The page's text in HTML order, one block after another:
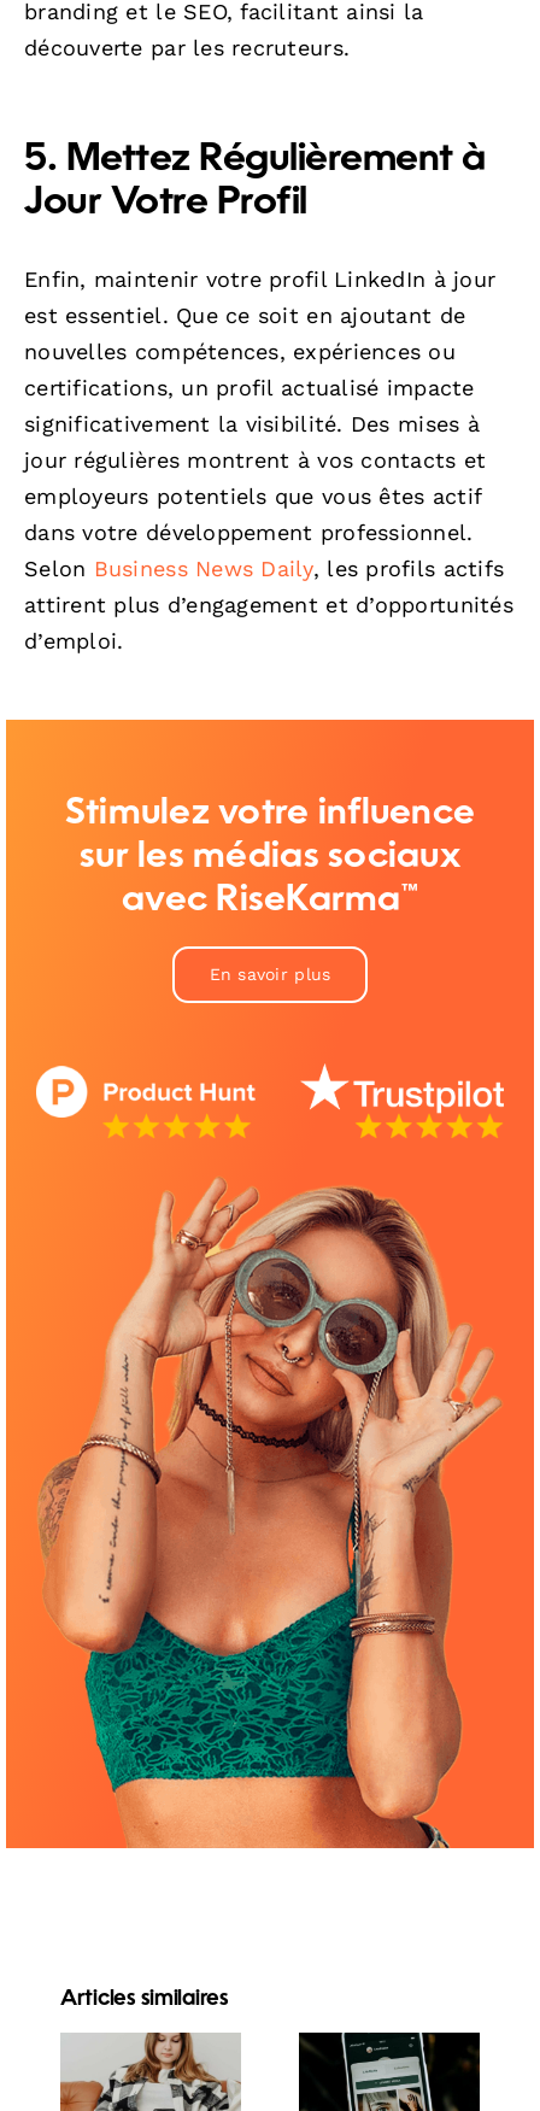
branding et le SEO, facilitant ainsi la
découverte par les recruteurs.
5. Mettez Régulièrement à
Jour Votre Profil
Enfin, maintenir votre profil LinkedIn à jour
est essentiel. Que ce soit en ajoutant de
nouvelles compétences, expériences ou
certifications, un profil actualisé impacte
significativement la visibilité. Des mises à
jour régulières montrent à vos contacts et
employeurs potentiels que vous êtes actif
dans votre développement professionnel.
Selon Business News Daily, les profils actifs
attirent plus d’engagement et d’opportunités
d’emploi.
Stimulez votre influence
sur les médias sociaux
avec RiseKarma™
En savoir plus
Articles similaires